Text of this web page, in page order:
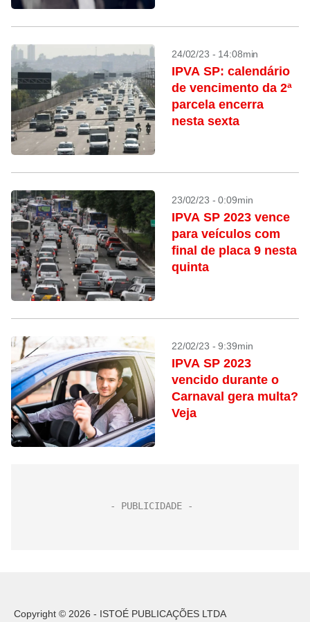
24/02/23 - 14:08min
IPVA SP: calendário
de vencimento da 2ª
parcela encerra
nesta sexta
23/02/23 - 0:09min
IPVA SP 2023 vence
para veículos com
final de placa 9 nesta
quinta
22/02/23 - 9:39min
IPVA SP 2023
vencido durante o
Carnaval gera multa?
Veja
Copyright © 2026 - ISTOÉ PUBLICAÇÕES LTDA